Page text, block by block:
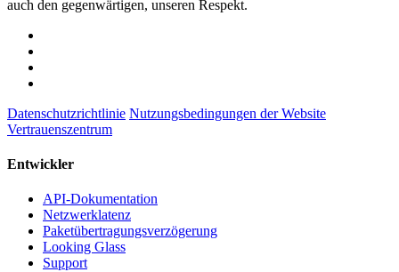
auch den gegenwärtigen, unseren Respekt.
Datenschutzrichtlinie Nutzungsbedingungen der Website
Vertrauenszentrum
Entwickler
API-Dokumentation
Netzwerklatenz
Paketübertragungsverzögerung
Looking Glass
Support